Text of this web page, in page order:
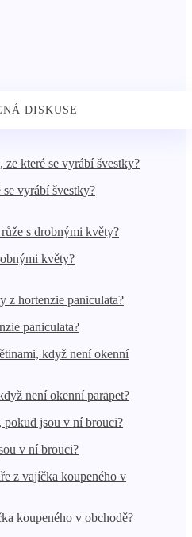
se vyrábí švestky?
květy?
paniculata?
není okenní parapet?
v ní brouci?
koupeného v obchodě?